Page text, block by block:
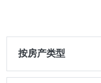
按房产类型